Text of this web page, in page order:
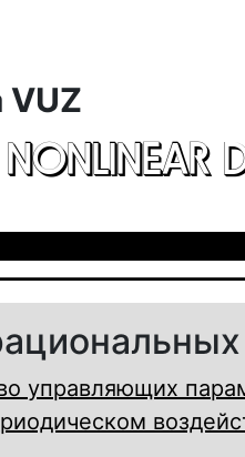
управляющих